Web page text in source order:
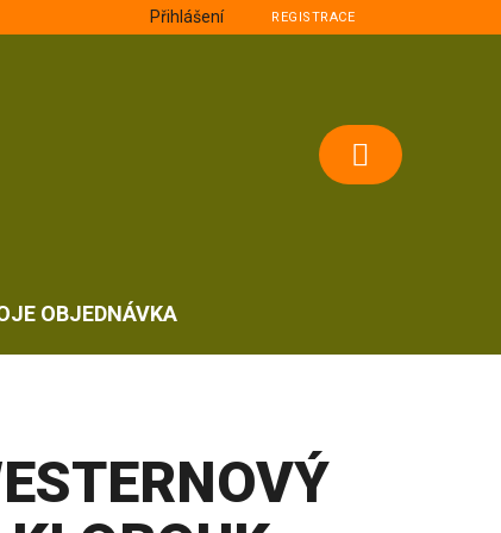
Přihlášení REGISTRACE
NÁKUPNÍ
OBJEDNÁVKA